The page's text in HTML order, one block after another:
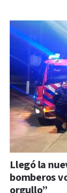
Llegó la
bomberos
orgullo”